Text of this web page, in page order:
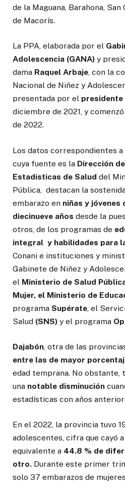
de la Maguana, Barahona,
de Macorís.
La PPA, elaborada por el
Adolescencia (GANA) y
dama Raquel Arbaje, con la
Nacional de Niñez y
presentada por el presidente
diciembre de 2021, y
de 2022.
Los datos correspondientes
cuya fuente es la Dirección
Estadísticas de Salud del
Pública, destacan la
embarazo en niñas y jóvenes
diecinueve años desde la
otros, de los programas de
integral y habilidades para
Conani e instituciones y
Gabinete de Niñez y
el Ministerio de Salud
Mujer, el Ministerio de
programa Supérate , el
Salud (SNS) y el programa
Dajabón , otra de las
entre las de mayor
edad temprana. No obstante,
una notable disminución
estadísticas con años
En el 2022, la provincia tuvo
adolescentes, cifra que cayó a
equivalente a 44.8 % de
otro. Durante este primer
solo 37 embarazos de